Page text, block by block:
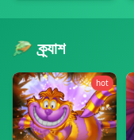
ক্র্যাশ
hot